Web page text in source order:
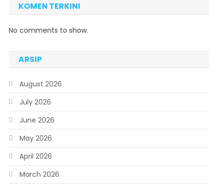
KOMEN TERKINI
No comments to show.
ARSIP
August 2026
July 2026
June 2026
May 2026
April 2026
March 2026